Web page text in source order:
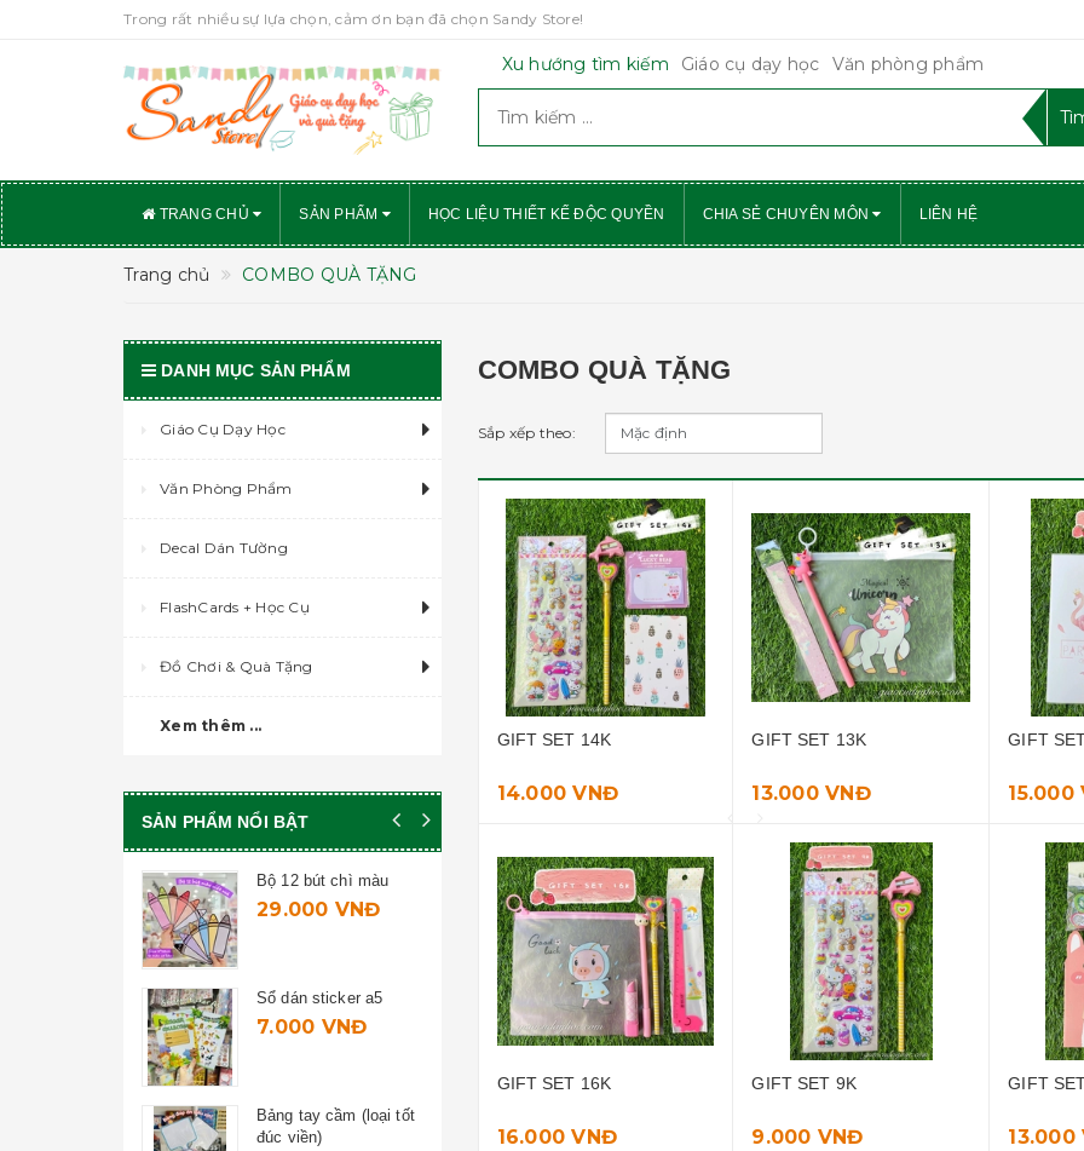
Trong rất nhiều sự lựa chọn, cảm ơn bạn đã chọn Sandy Store!
Xu hướng tìm kiếm Giáo cụ dạy học Văn phòng phẩm
TRANG CHỦ SẢN PHẨM HỌC LIỆU THIẾT KẾ ĐỘC QUYỀN CHIA SẺ CHUYÊN MÔN LIÊN HỆ
Trang chủ COMBO QUÀ TẶNG
COMBO QUÀ TẶNG
Sắp xếp theo:
GIFT SET 14K
14.000 VNĐ
GIFT SET 13K
13.000 VNĐ
GIFT
15.000
GIFT SET 16K
16.000 VNĐ
GIFT SET 9K
9.000 VNĐ
GIFT
13.000
DANH MỤC SẢN PHẨM
Giáo Cụ Dạy Học
Văn Phòng Phẩm
Decal Dán Tường
FlashCards + Học Cụ
Đồ Chơi & Quà Tặng
Xem thêm ...
SẢN PHẨM NỔI BẬT
Bộ 12 bút chì màu
29.000 VNĐ
Sổ dán sticker a5
7.000 VNĐ
Bảng tay cầm (loại tốt
đúc viền)
Bộ 24 thẻ đồng hồ -
time markers
35.000 VNĐ
Bộ thẻ team work "who
am i"
15.000 VNĐ
Liên hệ